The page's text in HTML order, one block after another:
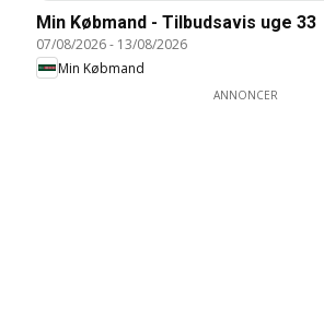
Min Købmand - Tilbudsavis uge 33
07/08/2026- 13/08/2026
Min Købmand
ANNONCER